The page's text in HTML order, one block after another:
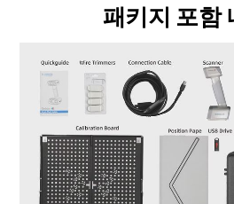
패키지 포함